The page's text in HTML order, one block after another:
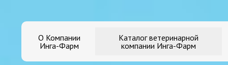
О Компании
Инга-Фарм
Каталог ветеринарной
компании Инга-Фарм